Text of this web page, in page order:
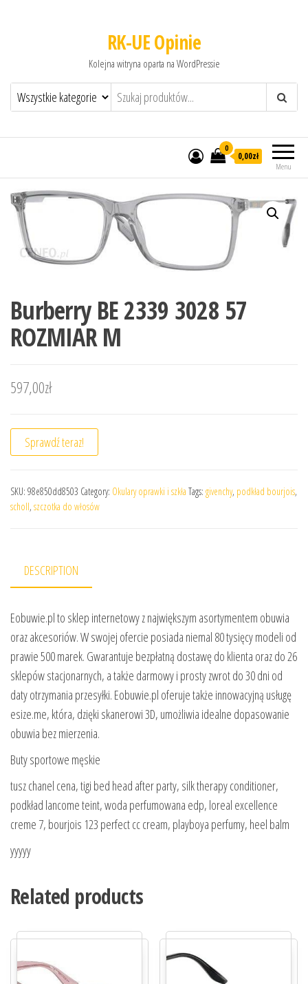
RK-UE Opinie
Kolejna witryna oparta na WordPressie
Menu
0
0,00zł
Burberry BE 2339 3028 57
ROZMIAR M
597,00zł
Sprawdź teraz!
SKU: 98e850dd8503 Category: Okulary oprawki i szkła Tags: givenchy, podkład bourjois,
scholl, szczotka do włosów
DESCRIPTION
Eobuwie.pl to sklep internetowy z największym asortymentem obuwia
oraz akcesoriów. W swojej ofercie posiada niemal 80 tysięcy modeli od
prawie 500 marek. Gwarantuje bezpłatną dostawę do klienta oraz do 26
sklepów stacjonarnych, a także darmowy i prosty zwrot do 30 dni od
daty otrzymania przesyłki. Eobuwie.pl oferuje także innowacyjną usługę
esize.me, która, dzięki skanerowi 3D, umożliwia idealne dopasowanie
obuwia bez mierzenia.
Buty sportowe męskie
tusz chanel cena, tigi bed head after party, silk therapy conditioner,
podkład lancome teint, woda perfumowana edp, loreal excellence
creme 7, bourjois 123 perfect cc cream, playboya perfumy, heel balm
yyyyy
Related products